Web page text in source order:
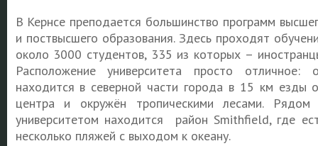
В Кернсе преподается большинство программ
и поствысшего образования. Здесь проходят
около 3000 студентов, 335 из которых –
Расположение университета просто отличное:
находится в северной части города в 15 км езды
центра и окружён тропическими лесами. Рядом
университетом находится район Smithfield, где
несколько пляжей с выходом к океану.